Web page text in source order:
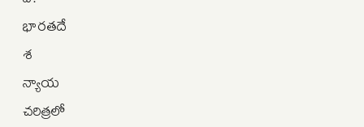
భారతదే
శ
న్యాయ
చరిత్రలో